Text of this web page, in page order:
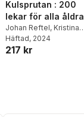
Kulsprutan : 200
lekar för alla
Johan Reftel, Kristina
Reftel
Häftad, 2024
217 kr